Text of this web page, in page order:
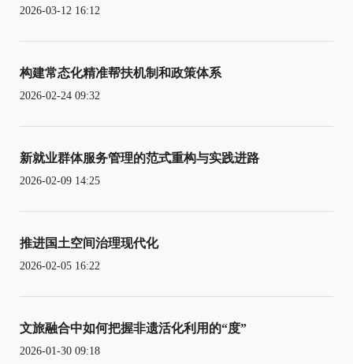
2026-03-12 16:12
构建常态化精准帮扶机制和政策体系
2026-02-24 09:32
新就业群体服务管理的范式重构与实践进路
2026-02-09 14:25
推进国土空间治理现代化
2026-02-05 16:22
文旅融合中如何把握非遗活化利用的“度”
2026-01-30 09:18